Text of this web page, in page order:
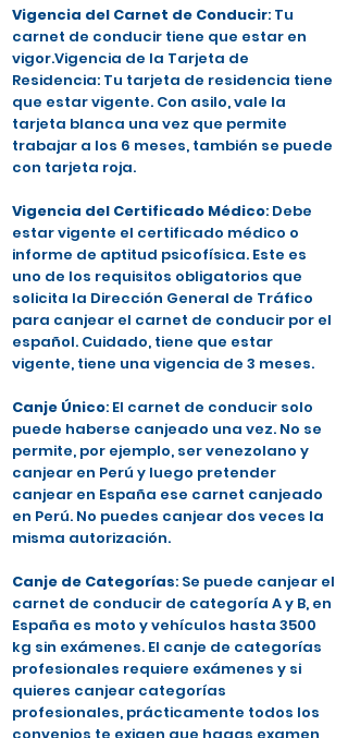
Vigencia del Carnet de Conducir: Tu
carnet de conducir tiene que estar en
vigor.Vigencia de la Tarjeta de
Residencia: Tu tarjeta de residencia tiene
que estar vigente. Con asilo, vale la
tarjeta blanca una vez que permite
trabajar a los 6 meses, también se puede
con tarjeta roja.
Vigencia del Certificado Médico: Debe
estar vigente el certificado médico o
informe de aptitud psicofísica. Este es
uno de los requisitos obligatorios que
solicita la Dirección General de Tráfico
para canjear el carnet de conducir por el
español. Cuidado, tiene que estar
vigente, tiene una vigencia de 3 meses.
Canje Único: El carnet de conducir solo
puede haberse canjeado una vez. No se
permite, por ejemplo, ser venezolano y
canjear en Perú y luego pretender
canjear en España ese carnet canjeado
en Perú. No puedes canjear dos veces la
misma autorización.
Canje de Categorías: Se puede canjear el
carnet de conducir de categoría A y B, en
España es moto y vehículos hasta 3500
kg sin exámenes. El canje de categorías
profesionales requiere exámenes y si
quieres canjear categorías
profesionales, prácticamente todos los